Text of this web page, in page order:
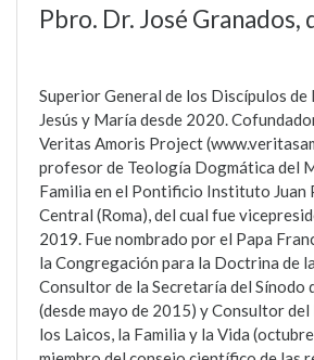
Pbro. Dr. José Granados,
Superior General de los Discípulos de
Jesús y María desde 2020.
Veritas Amoris Project
profesor de Teología Dogmática del
Familia en el Pontificio Instituto Juan
Central (Roma), del cual fue
2019. Fue nombrado por el Papa
la Congregación para la Doctrina de
Consultor de la Secretaría del Sínodo
(desde mayo de 2015) y Consultor
los Laicos, la Familia y la Vida